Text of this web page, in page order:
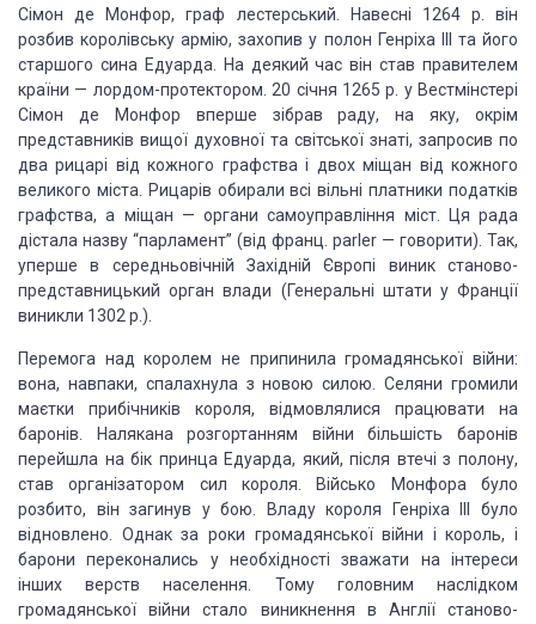
Сімон де Монфор, граф лестерський. Навесні 1264 р. він
розбив королівську армію, захопив у полон Генріха ІІІ та його
старшого сина Едуарда. На деякий час він став правителем
країни — лордом-протектором. 20 січня 1265 р. у Вестмінстері
Сімон де Монфор вперше зібрав раду, на яку, окрім
представників вищої духовної та світської знаті, запросив по
два рицарі від кожного графства і двох міщан від кожного
великого міста. Рицарів обирали всі вільні платники податків
графства, а міщан — органи самоуправління міст. Ця рада
дістала назву “парламент” (від франц. parler — говорити). Так,
уперше в середньовічній Західній Європі виник станово-
представницький орган влади (Генеральні штати у Франції
виникли 1302 р.).
Перемога над королем не припинила громадянської війни:
вона, навпаки, спалахнула з новою силою. Селяни громили
маєтки прибічників короля, відмовлялися працювати на
баронів. Налякана розгортанням війни більшість баронів
перейшла на бік принца Едуарда, який, після втечі з полону,
став організатором сил короля. Військо Монфора було
розбито, він загинув у бою. Владу короля Генріха ІІІ було
відновлено. Однак за роки громадянської війни і король, і
барони переконались у необхідності зважати на інтереси
інших верств населення. Тому головним наслідком
громадянської війни стало виникнення в Англії станово-